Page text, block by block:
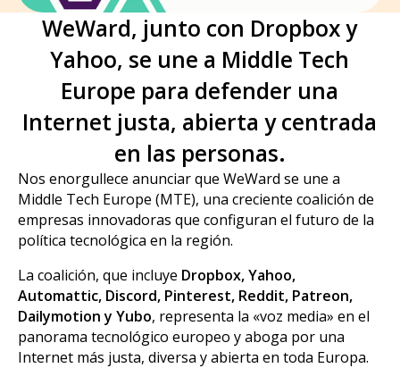
WeWard, junto con Dropbox y
Yahoo, se une a Middle Tech
Europe para defender una
Internet justa, abierta y centrada
en las personas.
Nos enorgullece anunciar que WeWard se une a
Middle Tech Europe (MTE), una creciente coalición de
empresas innovadoras que configuran el futuro de la
política tecnológica en la región.
La coalición, que incluye Dropbox, Yahoo,
Automattic, Discord, Pinterest, Reddit, Patreon,
Dailymotion y Yubo, representa la «voz media» en el
panorama tecnológico europeo y aboga por una
Internet más justa, diversa y abierta en toda Europa.